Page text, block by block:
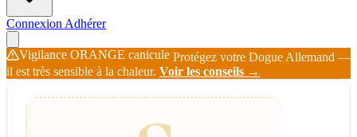
Connexion Adhérer
Vigilance ORANGE canicule Protégez votre Dogue Allemand —
il est très sensible à la chaleur. Voir les conseils →